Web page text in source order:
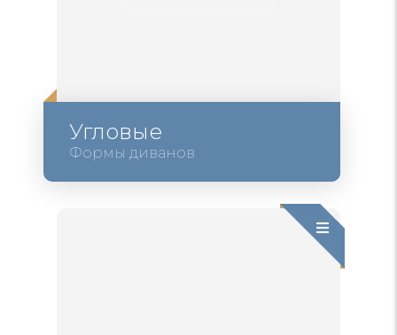
Угловые
Формы диванов